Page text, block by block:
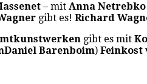
– mit Anna Netrebko
gibt es! Richard
gibt es mit
Daniel Barenboim) Feinkost